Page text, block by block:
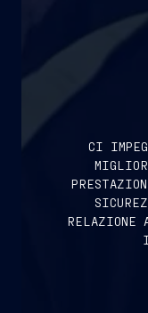
CI